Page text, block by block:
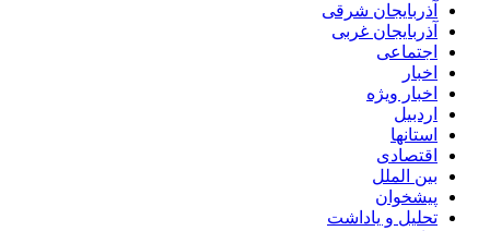
آذربایجان شرقی
آذربایجان غربی
اجتماعی
اخبار
اخبار ویژه
اردبیل
استانها
اقتصادی
بین الملل
پیشخوان
تحلیل و یاداشت